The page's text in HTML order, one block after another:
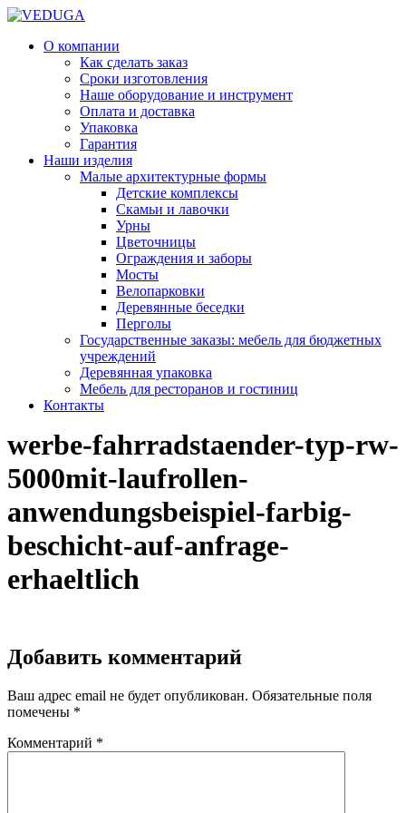
О компании
Как сделать заказ
Сроки изготовления
Наше оборудование и инструмент
Оплата и доставка
Упаковка
Гарантия
Наши изделия
Малые архитектурные формы
Детские комплексы
Скамьи и лавочки
Урны
Цветочницы
Ограждения и заборы
Мосты
Велопарковки
Деревянные беседки
Перголы
Государственные заказы: мебель для бюджетных
учреждений
Деревянная упаковка
Мебель для ресторанов и гостиниц
Контакты
werbe-fahrradstaender-typ-rw-
5000mit-laufrollen-
anwendungsbeispiel-farbig-
beschicht-auf-anfrage-
erhaeltlich
Добавить комментарий
Ваш адрес email не будет опубликован. Обязательные поля
помечены *
Комментарий *